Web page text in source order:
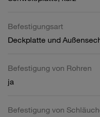
Befestigungsart
Deckplatte und
Befestigung von Rohren
ja
Befestigung von